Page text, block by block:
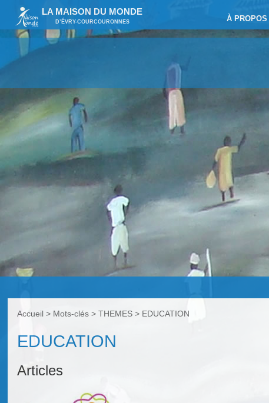
LA MAISON DU MONDE
D’ÉVRY-COURCOURONNES À PROPOS
Accueil > Mots-clés > THEMES > EDUCATION
EDUCATION
Articles